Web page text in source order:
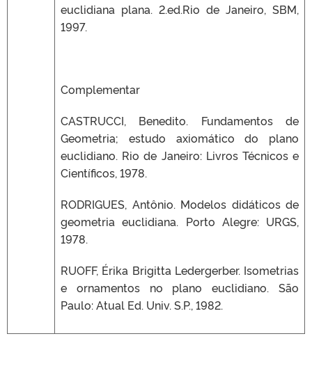
euclidiana plana. 2.ed.Rio de Janeiro, SBM,
1997.
Complementar
CASTRUCCI, Benedito. Fundamentos de
Geometria; estudo axiomático do plano
euclidiano. Rio de Janeiro: Livros Técnicos e
Científicos, 1978.
RODRIGUES, Antônio. Modelos didáticos de
geometria euclidiana. Porto Alegre: URGS,
1978.
RUOFF, Érika Brigitta Ledergerber. Isometrias
e ornamentos no plano euclidiano. São
Paulo: Atual Ed. Univ. S.P., 1982.